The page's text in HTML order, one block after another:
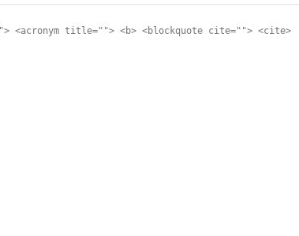
title=""> <b> <blockquote cite=""> <cite>